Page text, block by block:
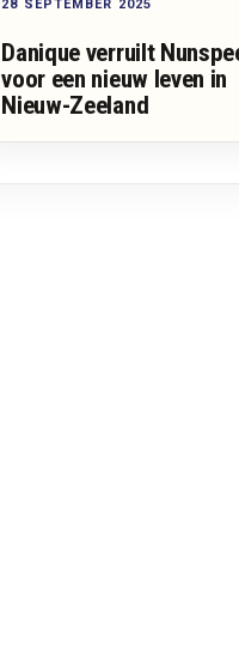
28 SEPTEMBER 2025
Danique verruilt
voor een nieuw leven in
Nieuw-Zeeland